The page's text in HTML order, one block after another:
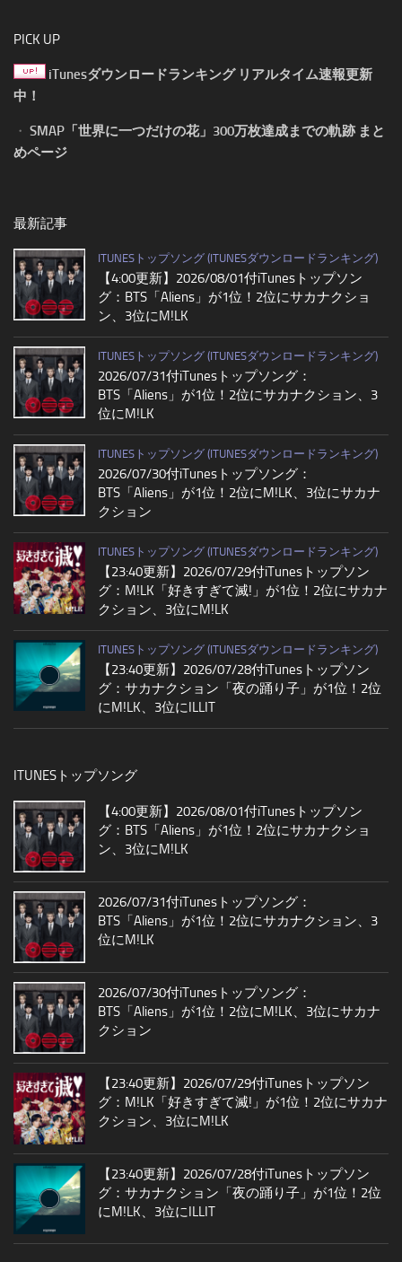
PICK UP
iTunesダウンロードランキング リアルタイム速報更新
中！
・ SMAP「世界に一つだけの花」300万枚達成までの軌跡 まと
めページ
最新記事
ITUNESトップソング (ITUNESダウンロードランキング)
【4:00更新】2026/08/01付iTunesトップソン
グ：BTS「Aliens」が1位！2位にサカナクショ
ン、3位にM!LK
ITUNESトップソング (ITUNESダウンロードランキング)
2026/07/31付iTunesトップソング：
BTS「Aliens」が1位！2位にサカナクション、3
位にM!LK
ITUNESトップソング (ITUNESダウンロードランキング)
2026/07/30付iTunesトップソング：
BTS「Aliens」が1位！2位にM!LK、3位にサカナ
クション
ITUNESトップソング (ITUNESダウンロードランキング)
【23:40更新】2026/07/29付iTunesトップソン
グ：M!LK「好きすぎて滅!」が1位！2位にサカナ
クション、3位にM!LK
ITUNESトップソング (ITUNESダウンロードランキング)
【23:40更新】2026/07/28付iTunesトップソン
グ：サカナクション「夜の踊り子」が1位！2位
にM!LK、3位にILLIT
ITUNESトップソング
【4:00更新】2026/08/01付iTunesトップソン
グ：BTS「Aliens」が1位！2位にサカナクショ
ン、3位にM!LK
2026/07/31付iTunesトップソング：
BTS「Aliens」が1位！2位にサカナクション、3
位にM!LK
2026/07/30付iTunesトップソング：
BTS「Aliens」が1位！2位にM!LK、3位にサカナ
クション
【23:40更新】2026/07/29付iTunesトップソン
グ：M!LK「好きすぎて滅!」が1位！2位にサカナ
クション、3位にM!LK
【23:40更新】2026/07/28付iTunesトップソン
グ：サカナクション「夜の踊り子」が1位！2位
にM!LK、3位にILLIT